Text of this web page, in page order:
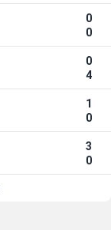
0
0
0
4
1
0
3
0